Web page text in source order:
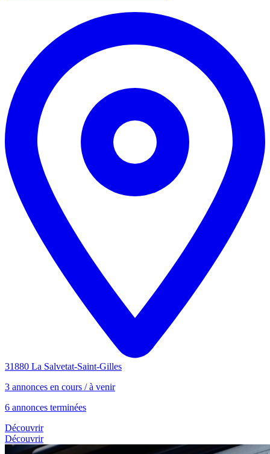
31880 La Salvetat-Saint-Gilles
3 annonces en cours / à venir
6 annonces terminées
Découvrir
Découvrir